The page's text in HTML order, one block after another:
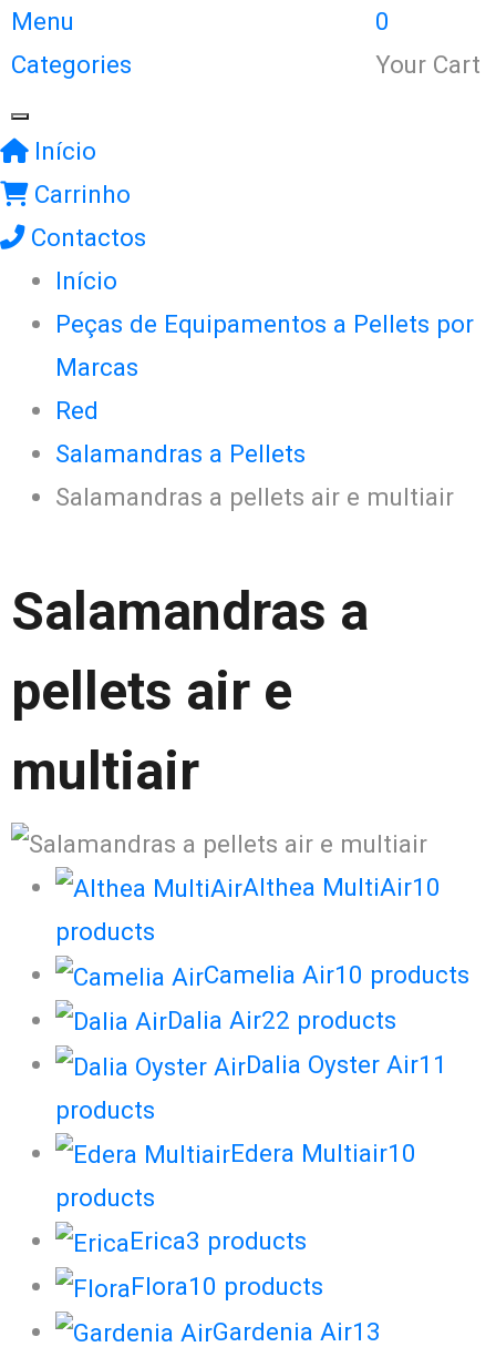
Menu
Categories
0
Your Cart
Início
Carrinho
Contactos
Início
Peças de Equipamentos a Pellets por
Marcas
Red
Salamandras a Pellets
Salamandras a pellets air e multiair
Salamandras a
pellets air e
multiair
Althea MultiAir10
products
Camelia Air10 products
Dalia Air22 products
Dalia Oyster Air11
products
Edera Multiair10
products
Erica3 products
Flora10 products
Gardenia Air13